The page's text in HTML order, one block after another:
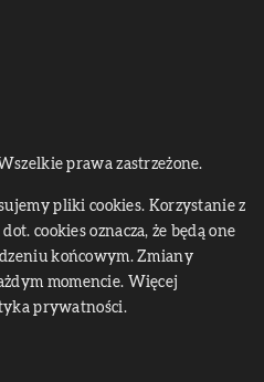
prawa zastrzeżone.
pliki cookies. Korzystanie z
cookies oznacza, że będą one
końcowym. Zmiany
momencie. Więcej
prywatności.